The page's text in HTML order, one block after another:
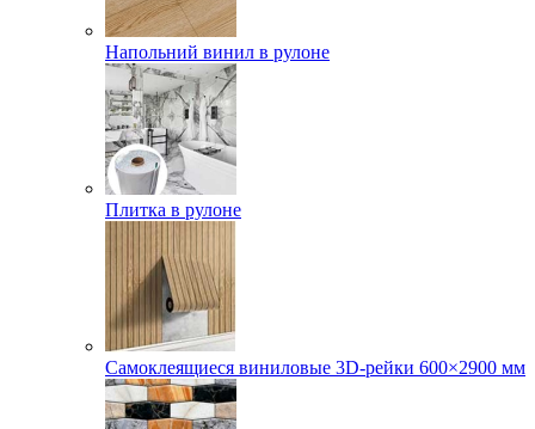
Напольний винил в рулоне
Плитка в рулоне
Самоклеящиеся виниловые 3D‑рейки 600×2900 мм